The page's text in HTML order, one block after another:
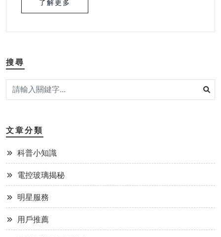
了解更多
搜尋
文章分類
科普小知識
電控玻璃揭秘
明星服務
用戶推薦